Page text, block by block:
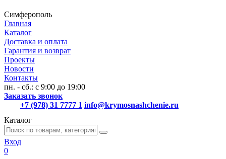
Симферополь
Главная
Каталог
Доставка и оплата
Гарантия и возврат
Проекты
Новости
Контакты
пн. - сб.: с 9:00 до 19:00
Заказать звонок
+7 (978) 31 7777 1 info@krymosnashchenie.ru
Каталог
Вход
0